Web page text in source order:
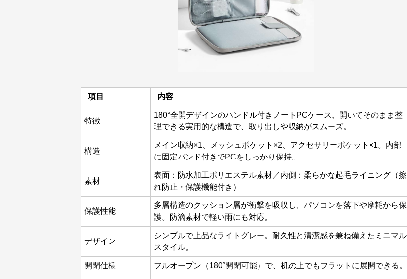
項目 内容
特徴
180°全開デザインのハンドル付きノートPCケース。開いてそのまま整
理できる実用的な構造で、取り出しや収納がスムーズ。
構造
メイン収納×1、メッシュポケット×2、アクセサリーポケット×1。内部
に固定バンド付きでPCをしっかり保持。
素材
表面：防水加工ポリエステル素材／内側：柔らかな起毛ライニング（擦
れ防止・保護機能付き）
保護性能
多層構造のクッション層が衝撃を吸収し、パソコンを落下や摩耗から保
護。防滴素材で軽い雨にも対応。
デザイン
シンプルで上品なライトグレー。耐久性と清潔感を兼ね備えたミニマル
スタイル。
開閉仕様 フルオープン（180°開閉可能）で、机の上でもフラットに展開できる。